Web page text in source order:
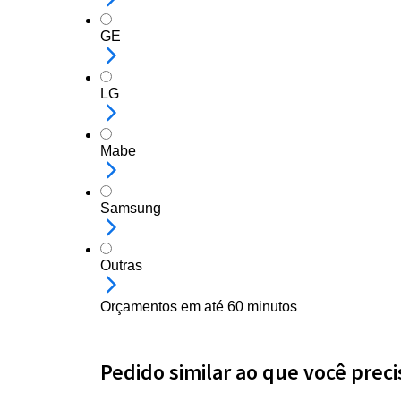
GE
LG
Mabe
Samsung
Outras
Orçamentos em até 60 minutos
Pedido similar ao que você